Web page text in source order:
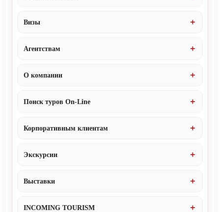
Визы
Агентствам
О компании
Поиск туров On-Line
Корпоративным клиентам
Экскурсии
Выставки
INCOMING TOURISM